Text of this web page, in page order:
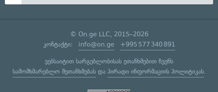
© On.ge LLC, 2015–2026
კონტაქტი: info@on.ge +995 577 340 891
ვებსაიტით სარგებლობისას ეთანხმებით ჩვენს
სამომხმარებლო შეთანხმებასდა პირადი ინფორმაციის პოლიტიკას.